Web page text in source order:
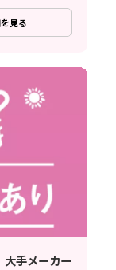
見る
大手メーカー